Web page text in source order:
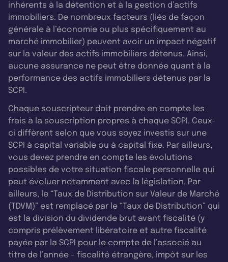
inhérents à la détention et à la gestion d’actifs
immobiliers. De nombreux facteurs (liés de façon
générale à l’économie ou plus spécifiquement au
marché immobilier) peuvent avoir un impact négatif
sur la valeur des actifs immobiliers détenus. Ainsi,
aucune assurance ne peut être donnée quant à la
performance des actifs immobiliers détenus par la
SCPI.
Chaque souscripteur doit prendre en compte les
frais à la souscription propres à chaque SCPI. Ceux-
ci diffèrent selon que vous soyez investis sur une
SCPI à capital variable ou à capital fixe. Par ailleurs,
vous devez prendre en compte les évolutions
possibles de votre situation fiscale personnelle qui
peut évoluer notamment avec la législation. Par
ailleurs, le “Taux de Distribution sur Valeur de Marché
(TDVM)” est remplacé par le “Taux de Distribution” qui
est la division du dividende brut avant fiscalité (y
compris prélèvement libératoire et autre fiscalité
payée par la SCPI pour le compte de l’associé au
titre de l’année - fiscalité étrangère, impôt sur les